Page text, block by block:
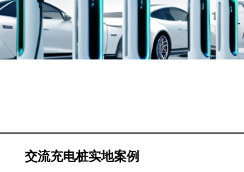
交流充电桩实地案例